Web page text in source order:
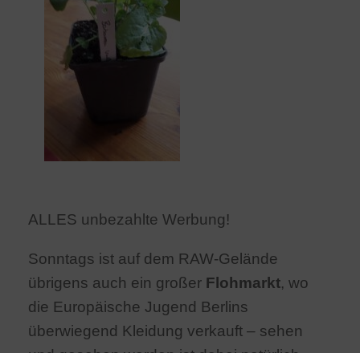
ALLES unbezahlte Werbung!
Sonntags ist auf dem RAW-Gelände
übrigens auch ein großer Flohmarkt, wo
die Europäische Jugend Berlins
überwiegend Kleidung verkauft – sehen